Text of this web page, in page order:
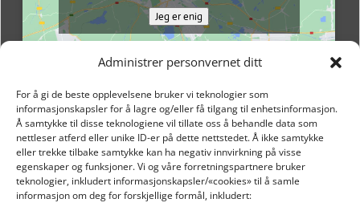
Administrer personvernet ditt
For å gi de beste opplevelsene bruker vi teknologier som
informasjonskapsler for å lagre og/eller få tilgang til enhetsinformasjon.
Å samtykke til disse teknologiene vil tillate oss å behandle data som
nettleser atferd eller unike ID-er på dette nettstedet. Å ikke samtykke
eller trekke tilbake samtykke kan ha negativ innvirkning på visse
egenskaper og funksjoner. Vi og våre forretningspartnere bruker
teknologier, inkludert informasjonskapsler/«cookies» til å samle
informasjon om deg for forskjellige formål, inkludert:
Jeg er enig